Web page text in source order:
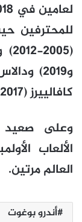
للمحترفين
كافالييرز (2017) ولوس أنجليس ليكرز (2017-2018).
وعلى صعيد
الألعاب
العالم مرتين.
أندرو بوغوت